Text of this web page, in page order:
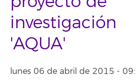
investigación
'AQUA'
lunes 06 de abril de 2015 -